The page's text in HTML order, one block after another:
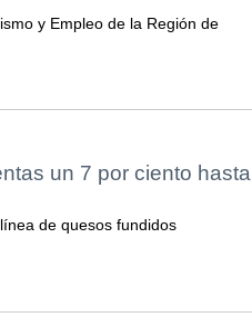
y Empleo de la Región de
un 7 por ciento hasta
de quesos fundidos